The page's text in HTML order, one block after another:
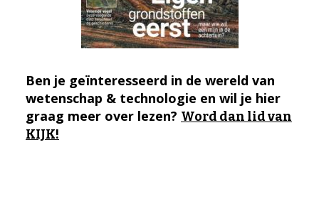
Ben je geïnteresseerd in de wereld van
wetenschap & technologie en wil je hier
graag meer over lezen? Word dan lid van
KIJK!